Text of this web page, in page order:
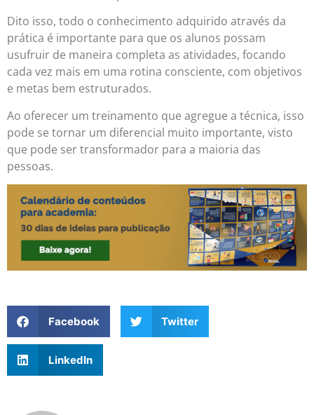
Dito isso, todo o conhecimento adquirido através da
prática é importante para que os alunos possam
usufruir de maneira completa as atividades, focando
cada vez mais em uma rotina consciente, com objetivos
e metas bem estruturados.
Ao oferecer um treinamento que agregue a técnica, isso
pode se tornar um diferencial muito importante, visto
que pode ser transformador para a maioria das
pessoas.
Facebook Twitter
LinkedIn